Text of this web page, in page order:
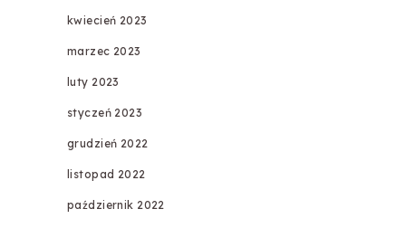
kwiecień 2023
marzec 2023
luty 2023
styczeń 2023
grudzień 2022
listopad 2022
październik 2022